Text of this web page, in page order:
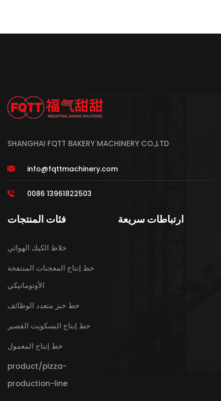
SHANGHAI FQTT BAKERY MACHINERY CO.,LTD
info@fqttmachinery.com
0086 13961822503
فئات المنتجات
خلاط الكيك الهوائي
خط إنتاج المعجنات المنتفخة
الأوتوماتيكي
خط خبز متعدد الوظائف
خط إنتاج البسكويت القصير
خط إنتاج المعمول
product/pizza-
production-line
ارتباطات سريعة